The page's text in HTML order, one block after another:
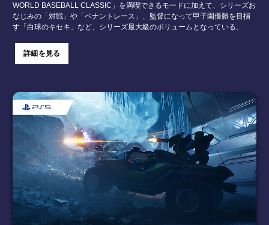
WORLD BASEBALL CLASSIC」を満喫できるモードに加えて、シリーズお
なじみの「対戦」や「ペナントレース」、監督になって甲子園優勝を目指
す「白球のキセキ」など、シリーズ最大級のボリュームとなっている。
詳細を見る